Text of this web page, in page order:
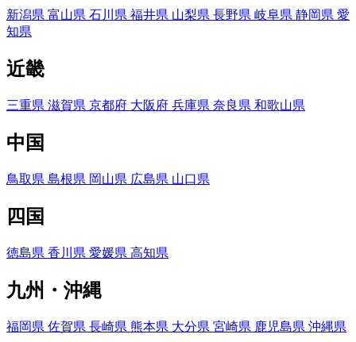
新潟県 富山県 石川県 福井県 山梨県 長野県 岐阜県 静岡県 愛
知県
近畿
三重県 滋賀県 京都府 大阪府 兵庫県 奈良県 和歌山県
中国
鳥取県 島根県 岡山県 広島県 山口県
四国
徳島県 香川県 愛媛県 高知県
九州・沖縄
福岡県 佐賀県 長崎県 熊本県 大分県 宮崎県 鹿児島県 沖縄県